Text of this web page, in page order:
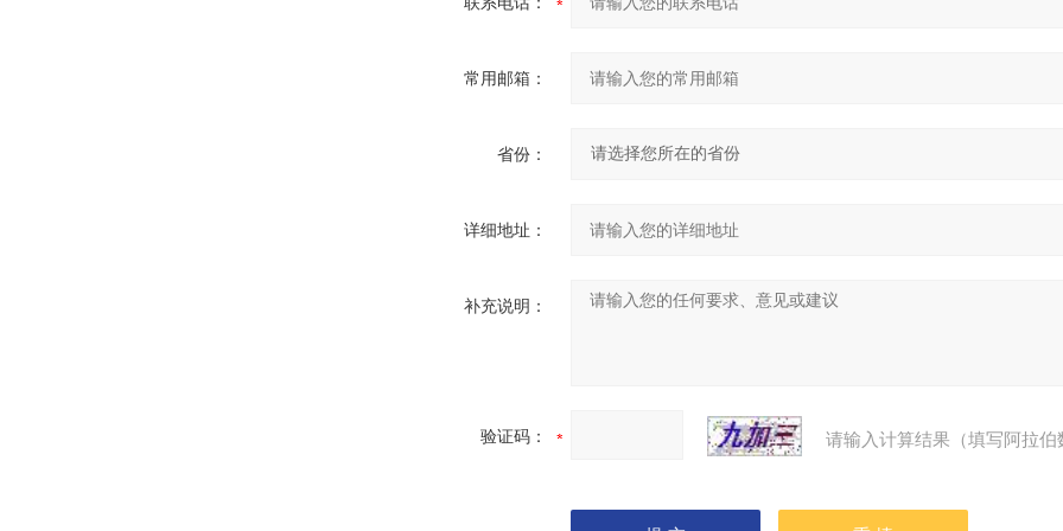
常用邮箱：
省份：
详细地址：
补充说明：
验证码： 请输入计算结果（填写阿拉